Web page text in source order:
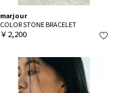
marjour
COLOR STONE BRACELET
￥2,200